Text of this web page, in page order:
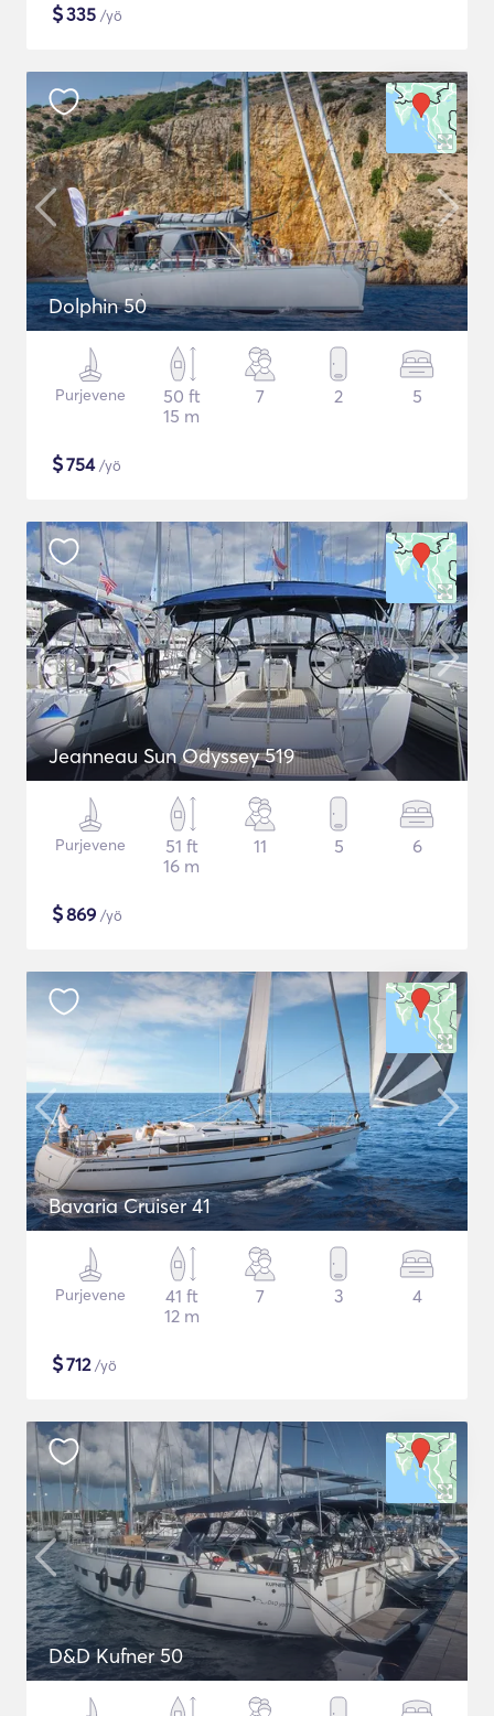
$335 /yö
Dolphin 50
Purjevene
50 ft
15 m
7 2 5
$754/yö
Jeanneau Sun Odyssey 519
Purjevene
51 ft
16 m
11 5 6
$869 /yö
Bavaria Cruiser 41
Purjevene
41 ft
12 m
7 3 4
$712/yö
D&D Kufner 50